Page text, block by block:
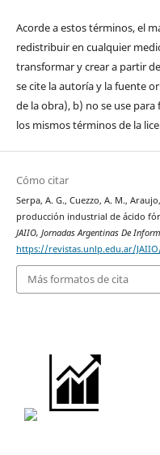
Acorde a estos términos, el
redistribuir en cualquier
transformar y crear a partir
se cite la autoría y la fuente
de la obra), b) no se use
los mismos términos de la
Cómo citar
Serpa, A. G., Cuezzo, A. M.,
producción industrial de ácido
JAIIO, Jornadas Argentinas De
https://revistas.unlp.edu.ar/
Más formatos de cita